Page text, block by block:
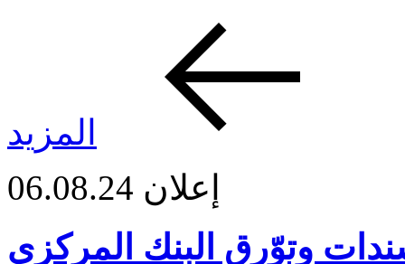
المزيد
06.08.24 إعلان
وتوّرق البنك المركزي